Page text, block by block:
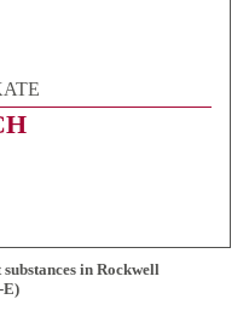
in Rockwell
E)